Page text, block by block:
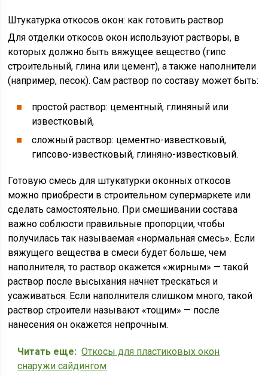
Штукатурка откосов окон: как готовить раствор
Для отделки откосов окон используют растворы, в
которых должно быть вяжущее вещество (гипс
строительный, глина или цемент), а также наполнители
(например, песок). Сам раствор по составу может быть:
простой раствор: цементный, глиняный или
известковый,
сложный раствор: цементно-известковый,
гипсово-известковый, глиняно-известковый.
Готовую смесь для штукатурки оконных откосов
можно приобрести в строительном супермаркете или
сделать самостоятельно. При смешивании состава
важно соблюсти правильные пропорции, чтобы
получилась так называемая «нормальная смесь». Если
вяжущего вещества в смеси будет больше, чем
наполнителя, то раствор окажется «жирным» — такой
раствор после высыхания начнет трескаться и
усаживаться. Если наполнителя слишком много, такой
раствор строители называют «тощим» — после
нанесения он окажется непрочным.
Читать еще: Откосы для пластиковых окон
снаружи сайдингом